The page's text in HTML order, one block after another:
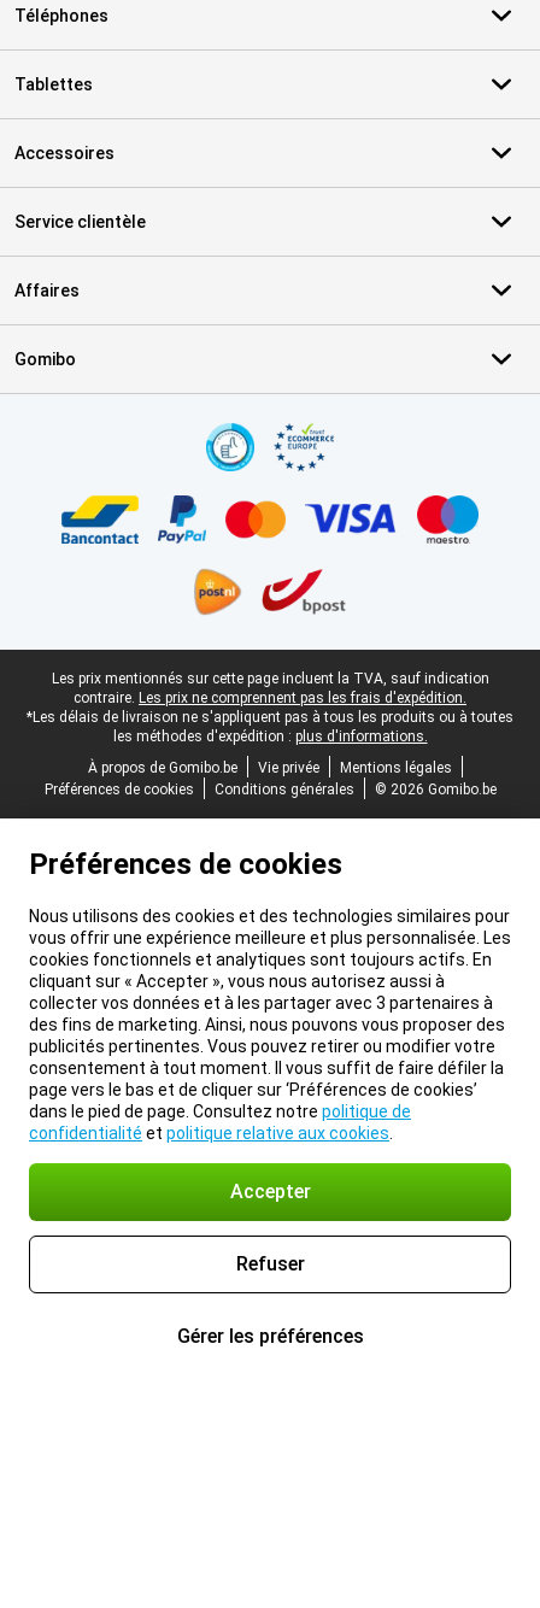
Téléphones
Tablettes
Accessoires
Service clientèle
Affaires
Gomibo
Pied-de-page légal
Les prix mentionnés sur cette page incluent la TVA, sauf indication
contraire. Les prix ne comprennent pas les frais d'expédition.
*Les délais de livraison ne s'appliquent pas à tous les produits ou à toutes
les méthodes d'expédition : plus d'informations.
À propos de Gomibo.be
Vie privée
Mentions légales
Préférences de cookies
Conditions générales © 2026 Gomibo.be
Préférences de cookies
Nous utilisons des cookies et des technologies similaires pour
vous offrir une expérience meilleure et plus personnalisée. Les
cookies fonctionnels et analytiques sont toujours actifs. En
cliquant sur « Accepter », vous nous autorisez aussi à
collecter vos données et à les partager avec 3 partenaires à
des fins de marketing. Ainsi, nous pouvons vous proposer des
publicités pertinentes. Vous pouvez retirer ou modifier votre
consentement à tout moment. Il vous suffit de faire défiler la
page vers le bas et de cliquer sur ‘Préférences de cookies’
dans le pied de page. Consultez notre politique de
confidentialité et politique relative aux cookies
Accepter
Refuser
Gérer les préférences